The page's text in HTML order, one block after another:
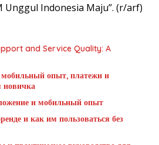
Unggul Indonesia Maju”. (r/arf)
and Service Quality: A
опыт, платежи и
новичка
и мобильный опыт
и как им пользоваться без